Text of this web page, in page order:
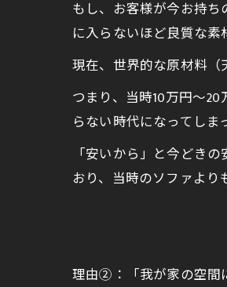
もし、お客様が今お持
に入らないほど良質な素
現在、世界的な原材料（
つまり、当時10万円〜
らない時代になってしま
「安いから」と今どき
おり、当時のソファより
理由②：「我が家の空間